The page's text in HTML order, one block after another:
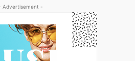
Advertisement -